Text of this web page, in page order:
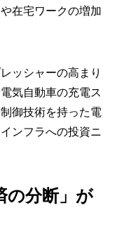
在宅ワークの増加
ッシャーの高まり
気自動車の充電ス
御技術を持った電
ンフラへの投資ニ
の分断」が